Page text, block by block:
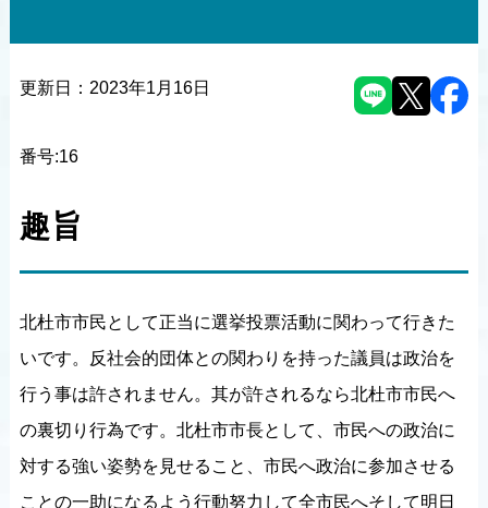
更新日： 2023年1月16日
番号:16
趣旨
北杜市市民として正当に選挙投票活動に関わって行きた
いです。反社会的団体との関わりを持った議員は政治を
行う事は許されません。其が許されるなら北杜市市民へ
の裏切り行為です。北杜市市長として、市民への政治に
対する強い姿勢を見せること、市民へ政治に参加させる
ことの一助になるよう行動努力して全市民へそして明日